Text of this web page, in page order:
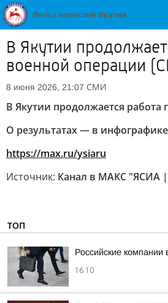
В Якутии
военной операции
8 июня 2026, 21:07 СМИ
В Якутии продолжается
О результатах — в
https://max.ru/ysiaru
Источник: Канал в МАКС "ЯСИА |
ТОП
Российские
16:10